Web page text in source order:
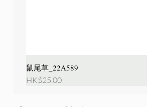
鼠尾草_22A589
價格
HK$25.00